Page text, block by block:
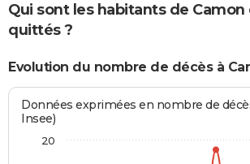
Qui sont les habitants de
quittés ?
Evolution du nombre de décès à
Données exprimées en nombre de
Insee)
20